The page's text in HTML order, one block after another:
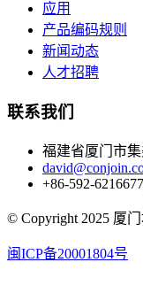
应用
产品编码规则
新闻动态
人才招聘
联系我们
福建省厦门市集
+86-592-
© Copyright 2025 厦
闽ICP备20001804号